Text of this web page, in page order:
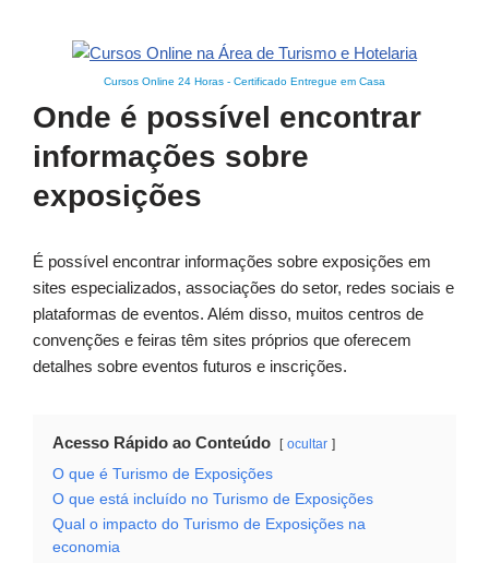
Cursos Online 24 Horas - Certificado Entregue em Casa
Onde é possível encontrar
informações sobre
exposições
É possível encontrar informações sobre exposições em
sites especializados, associações do setor, redes sociais e
plataformas de eventos. Além disso, muitos centros de
convenções e feiras têm sites próprios que oferecem
detalhes sobre eventos futuros e inscrições.
Acesso Rápido ao Conteúdo ocultar
O que é Turismo de Exposições
O que está incluído no Turismo de Exposições
Qual o impacto do Turismo de Exposições na
economia